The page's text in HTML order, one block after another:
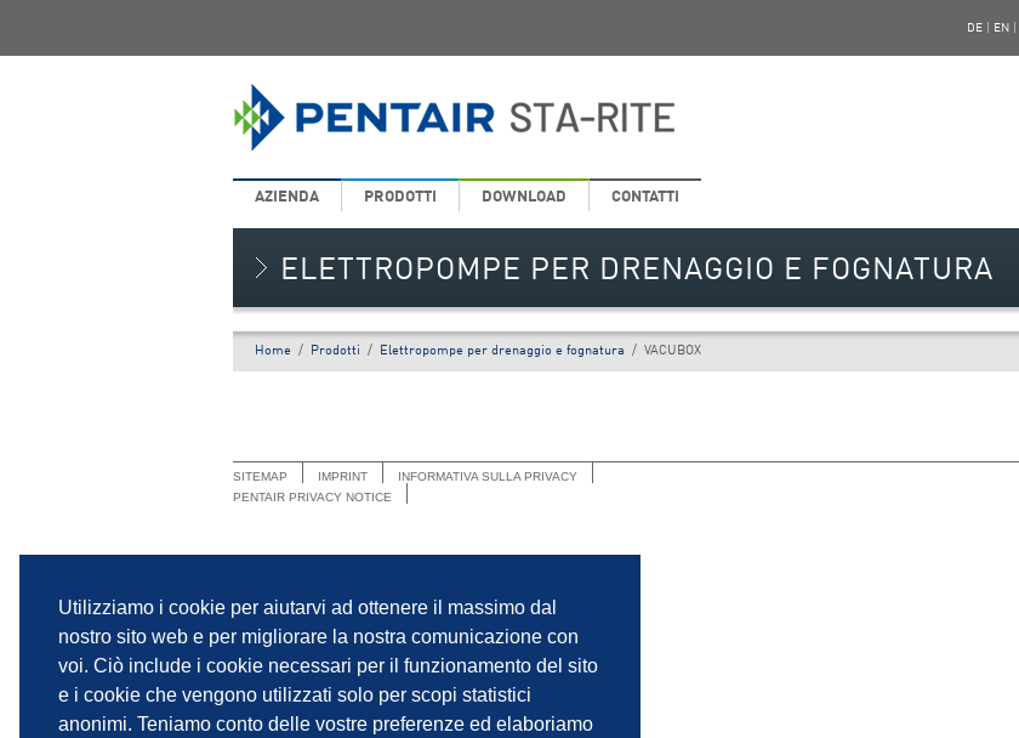
Utilizziamo i cookie per aiutarvi ad ottenere il massimo dal
nostro sito web e per migliorare la nostra comunicazione con
voi. Ciò include i cookie necessari per il funzionamento del sito
e i cookie che vengono utilizzati solo per scopi statistici
anonimi. Teniamo conto delle vostre preferenze ed elaboriamo
DE EN
AZIENDA PRODOTTI DOWNLOAD CONTATTI
ELETTROPOMPE PER DRENAGGIO E FOGNATURA
Home / Prodotti / Elettropompe per drenaggio e fognatura / VACUBOX
SITEMAP IMPRINT
INFORMATIVA SULLA PRIVACY
PENTAIR PRIVACY NOTICE